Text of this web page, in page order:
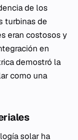
de los
turbinas de
eran costosos y
en
demostró la
como una
solar ha